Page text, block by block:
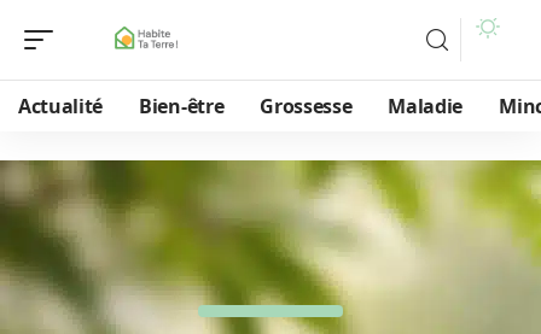
Actualité Bien-être Grossesse Maladie